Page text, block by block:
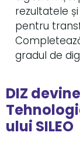
rezultatele
pentru
gradul de
DIZ
ului SILEO